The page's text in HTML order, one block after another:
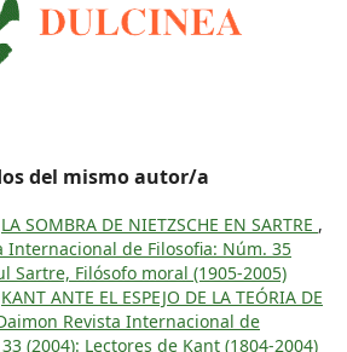
del mismo autor/a
LA SOMBRA DE NIETZSCHE EN SARTRE ,
Internacional de Filosofia: Núm. 35
Sartre, Filósofo moral (1905-2005)
KANT ANTE EL ESPEJO DE LA TEÓRIA DE
Revista Internacional de
(2004): Lectores de Kant (1804-2004)